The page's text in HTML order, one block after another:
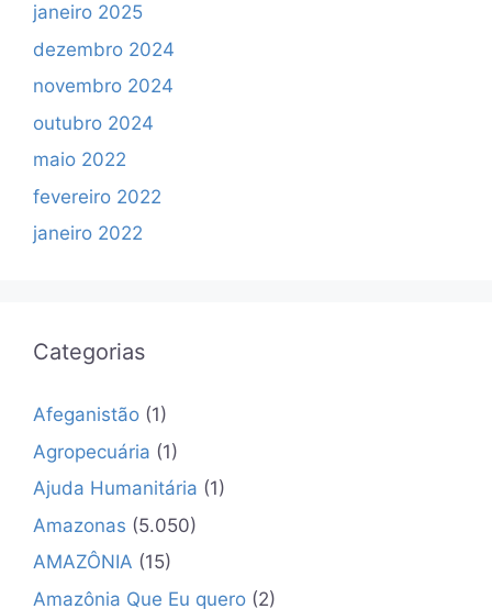
janeiro 2025
dezembro 2024
novembro 2024
outubro 2024
maio 2022
fevereiro 2022
janeiro 2022
Categorias
Afeganistão (1)
Agropecuária (1)
Ajuda Humanitária (1)
Amazonas (5.050)
AMAZÔNIA (15)
Amazônia Que Eu quero (2)